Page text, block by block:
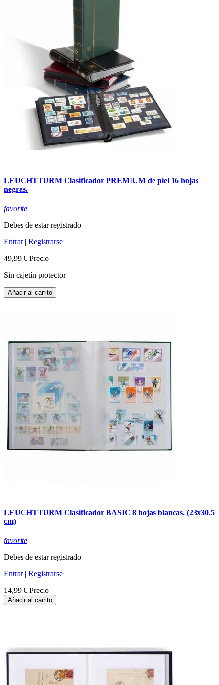
LEUCHTTURM Clasificador PREMIUM de piel 16 hojas
negras.
favorite
Debes de estar registrado
Entrar| Registrarse
49,99 € Precio
Sin cajetín protector.
Añadir al carrito
LEUCHTTURM Clasificador BASIC 8 hojas blancas. (23x30.5
cm)
favorite
Debes de estar registrado
Entrar| Registrarse
14,99 € Precio
Añadir al carrito